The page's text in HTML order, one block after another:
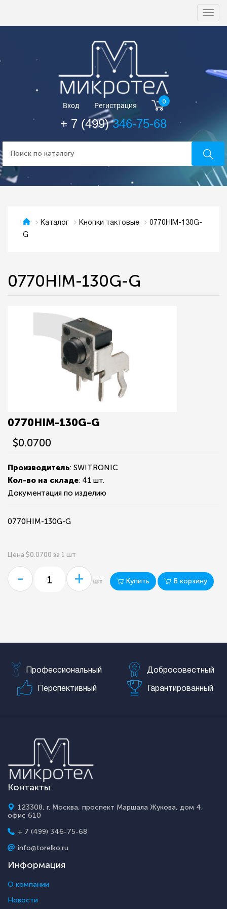
Вход Регистрация 0
+ 7 (499)346-75-68
Каталог Кнопки тактовые
0770HIM-130G-
G
0770HIM-130G-G
0770HIM-130G-G
$0.0700
Производитель: SWITRONIC
Кол-во на складе: 41 шт.
Документация по изделию
0770HIM-130G-G
Цена $0.0700 за 1 шт
- + шт Купить В корзину
Профессиональный Добросовестный
Перспективный Гарантированный
Контакты
123308, г. Москва, проспект Маршала Жукова, дом 4,
офис 610
+ 7 (499) 346-75-68
info@torelko.ru
Информация
О компании
Новости